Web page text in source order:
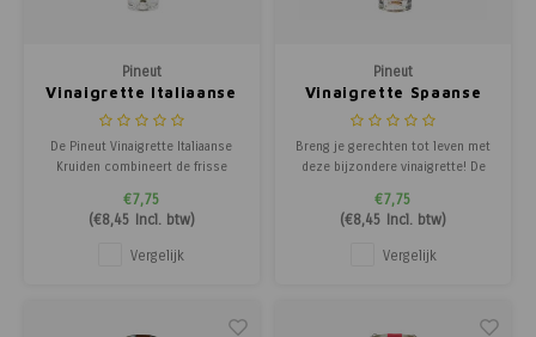
Pineut
Vinaigrette Italiaanse
Kruiden
De Pineut Vinaigrette Italiaanse
Kruiden combineert de frisse
met de aromatische kracht van
oregano en salie uit Sicilië. Het
resultaat is een perfecte balans
tussen fris, kruidig en vol van
€7,75
(€8,45 Incl. btw)
Vergelijk
Pineut
Vinaigrette Spaanse
Peper Sinaasappel
Breng je gerechten tot leven met
deze bijzondere vinaigrette! De
& Sinaasappel combineert de
pittigheid van Spaanse peper met
de frisse, fruitige tonen van
sinaasappel. Het resultaat is een
€7,75
(€8,45 Incl. btw)
Vergelijk